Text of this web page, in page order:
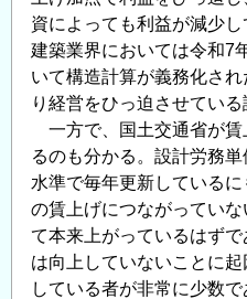
資によっても利益が減少し
建築業界においては令和7
いて構造計算が義務化さ
り経営をひっ迫させている
一方で、国土交通省が賃
るのも分かる。設計労務
水準で毎年更新している
の賃上げにつながってい
て本来上がっているはず
は向上していないことに
している者が非常に少数